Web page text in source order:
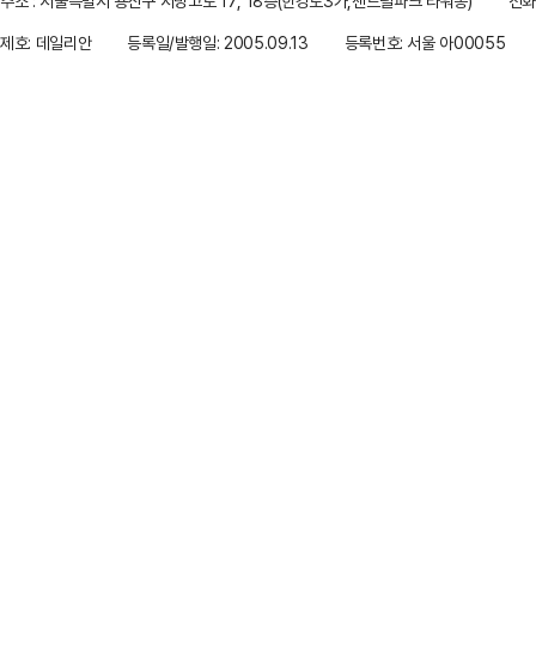
제호: 데일리안
등록일/발행일: 2005.09.13 등록번호: 서울 아00055